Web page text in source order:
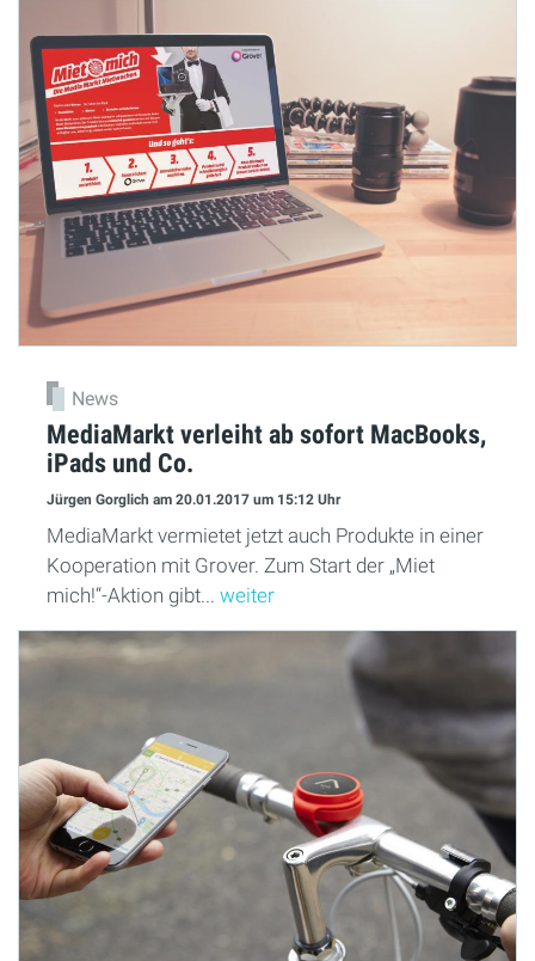
News
MediaMarkt verleiht ab sofort MacBooks,
iPads und Co.
Jürgen Gorglich am 20.01.2017 um 15:12 Uhr
MediaMarkt vermietet jetzt auch Produkte in einer
Kooperation mit Grover. Zum Start der „Miet
mich!“-Aktion gibt... weiter